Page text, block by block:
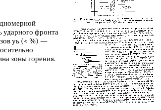
ударного фронта
уь (< %) —
зоны горения.